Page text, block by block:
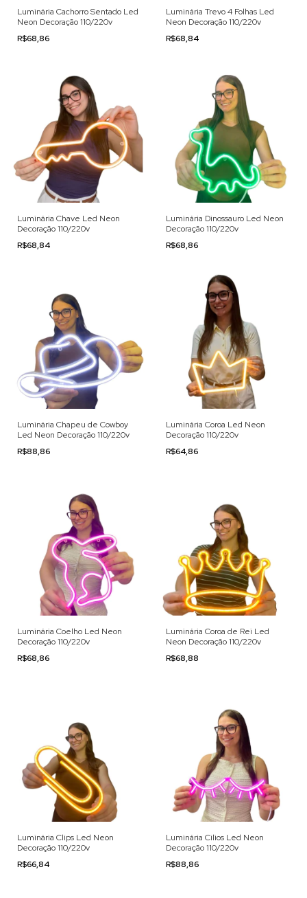
Luminária Cachorro Sentado Led
Neon Decoração 110/220v
R$68,86
Luminária Trevo 4 Folhas Led
Neon Decoração 110/220v
R$68,84
Luminária Chave Led Neon
Decoração 110/220v
R$68,84
Luminária Dinossauro Led Neon
Decoração 110/220v
R$68,86
Luminária Chapeu de Cowboy
Led Neon Decoração 110/220v
R$88,86
Luminária Coroa Led Neon
Decoração 110/220v
R$64,86
Luminária Coelho Led Neon
Decoração 110/220v
R$68,86
Luminária Coroa de Rei Led
Neon Decoração 110/220v
R$68,88
Luminária Clips Led Neon
Decoração 110/220v
R$66,84
Luminária Cilios Led Neon
Decoração 110/220v
R$88,86